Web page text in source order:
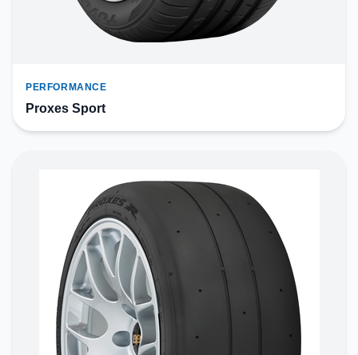
PERFORMANCE
Proxes Sport